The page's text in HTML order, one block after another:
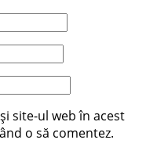
site-ul web în acest
o să comentez.